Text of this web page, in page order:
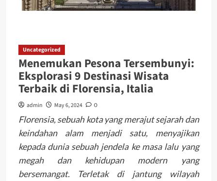
Uncategorized
Menemukan Pesona Tersembunyi:
Eksplorasi 9 Destinasi Wisata
Terbaik di Florensia, Italia
admin May 6, 2024 0
Florensia, sebuah kota yang merajut sejarah dan
keindahan alam menjadi satu, menyajikan
kepada dunia sebuah jendela ke masa lalu yang
megah dan kehidupan modern yang
bersemangat. Terletak di jantung wilayah